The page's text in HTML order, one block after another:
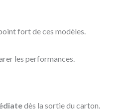
point fort de ces modèles.
les performances.
dès la sortie du carton.